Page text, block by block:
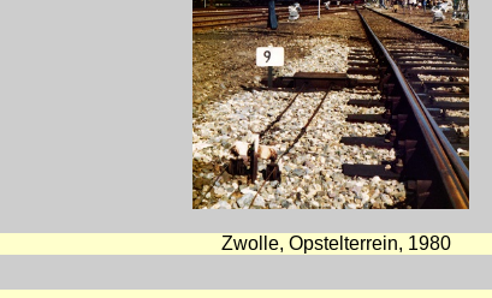
Zwolle, Opstelterrein, 1980